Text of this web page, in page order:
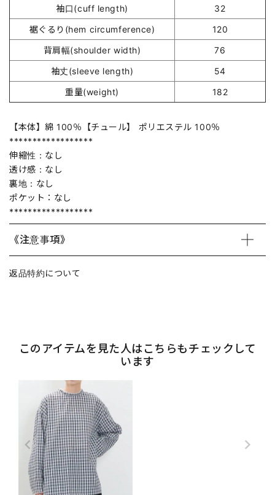
袖口(cuff length)
32
裾ぐるり(hem circumference)
120
背肩幅(shoulder width)
76
袖丈(sleeve length)
54
重量(weight)
182
【本体】綿 100％【チュール】 ポリエステル 100％
******************
伸縮性：なし
透け感：なし
裏地：なし
ポケット：なし
******************
《注意事項》
返品特約について
このアイテムを見た人はこちらもチェックして
います